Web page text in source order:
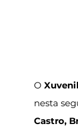
O Xuvenil
nesta
Castro,